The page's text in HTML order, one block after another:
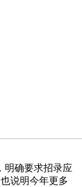
明确要求招录应
说明今年更多